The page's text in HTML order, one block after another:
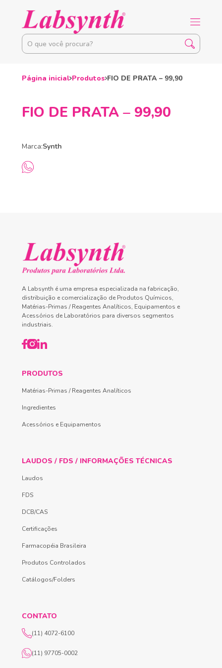
Página inicial Produtos FIO DE PRATA – 99,90
FIO DE PRATA – 99,90
Marca:Synth
A Labsynth é uma empresa especializada na fabricação,
distribuição e comercialização de Produtos Químicos,
Matérias-Primas / Reagentes Analíticos, Equipamentos e
Acessórios de Laboratórios para diversos segmentos
industriais.
PRODUTOS
Matérias-Primas / Reagentes Analíticos
Ingredientes
Acessórios e Equipamentos
LAUDOS / FDS / INFORMAÇÕES TÉCNICAS
Laudos
FDS
DCB/CAS
Certificações
Farmacopéia Brasileira
Produtos Controlados
Catálogos/Folders
CONTATO
(11) 4072-6100
(11) 97705-0002